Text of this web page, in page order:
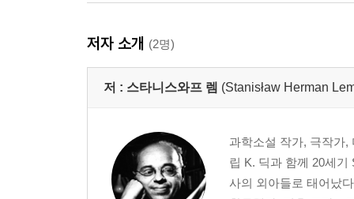
저자 소개 (2명)
저 : 스타니스와프 렘 (Stanisław Herman
과학소설 작가, 극작가,
립 K. 딕과 함께 20세
사의 외아들로 태어났